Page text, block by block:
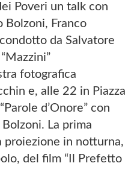
Poveri un talk con
Bolzoni, Franco
da Salvatore
fotografica
e, alle 22 in Piazza
d’Onore” con
La prima
proiezione in notturna,
del film “Il Prefetto